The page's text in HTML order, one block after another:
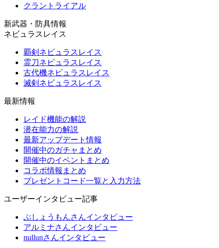
クラントライアル
新武器・防具情報
ネビュラスレイス
覇剣ネビュラスレイス
霊刀ネビュラスレイス
古代機ネビュラスレイス
滅剣ネビュラスレイス
最新情報
レイド機能の解説
潜在能力の解説
最新アップデート情報
開催中のガチャまとめ
開催中のイベントまとめ
コラボ情報まとめ
プレゼントコード一覧と入力方法
ユーザーインタビュー記事
ぶしょうもんさんインタビュー
アルミナさんインタビュー
nullunさんインタビュー